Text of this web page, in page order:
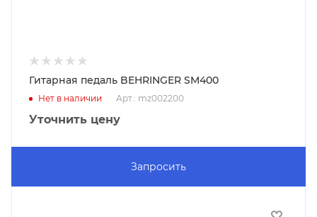
Гитарная педаль BEHRINGER SM400
Нет в наличии Арт.: mz002200
Уточнить цену
Запросить